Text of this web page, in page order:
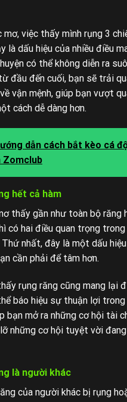
việc thấy mình rụng 3
là dấu hiệu của nhiều điều
có thể không diễn ra
đầu đến cuối, bạn sẽ trải
vận mệnh, giúp bạn vượt
cách dễ dàng hơn.
dẫn cách bắt kèo cá
Zomclub
hết cả hàm
thấy gần như toàn bộ răng
có hai điều quan trọng
Thứ nhất, đây là một dấu
cần phải để tâm hơn.
rụng răng cũng mang lại
báo hiệu sự thuận lợi
bạn mở ra những cơ hội tài
những cơ hội tuyệt vời
là người khác
của người khác bị rụng